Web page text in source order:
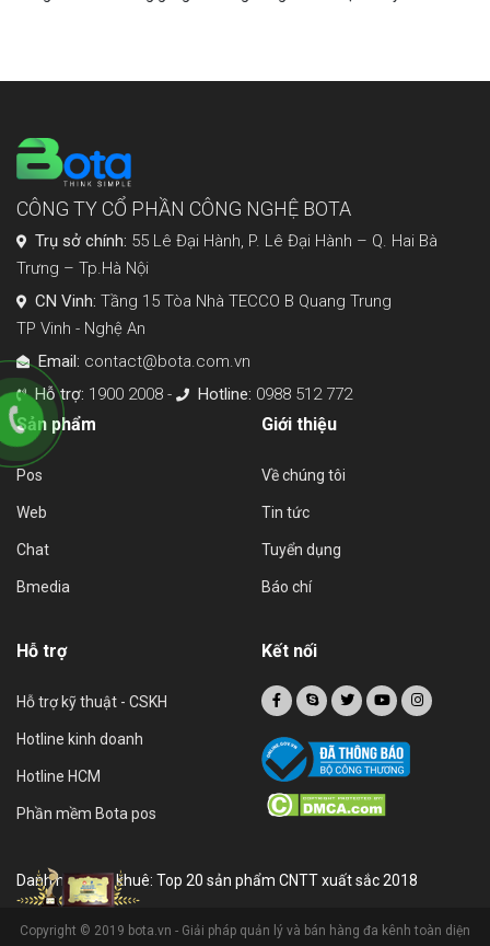
CÔNG TY CỔ PHẦN CÔNG NGHỆ BOTA
Trụ sở chính: 55 Lê Đại Hành, P. Lê Đại Hành – Q. Hai Bà
Trưng – Tp.Hà Nội
CN Vinh: Tầng 15 Tòa Nhà TECCO B Quang Trung
TP Vinh - Nghệ An
Email: contact@bota.com.vn
Hỗ trợ: 1900 2008 - Hotline: 0988 512 772
Sản phẩm
Pos
Web
Chat
Bmedia
Giới thiệu
Về chúng tôi
Tin tức
Tuyển dụng
Báo chí
Hỗ trợ
Hỗ trợ kỹ thuật - CSKH
Hotline kinh doanh
Hotline HCM
Phần mềm Bota pos
Kết nối
Danh hiệu sao khuê: Top 20 sản phẩm CNTT xuất sắc 2018
Copyright © 2019 bota.vn - Giải pháp quản lý và bán hàng đa kênh toàn diện